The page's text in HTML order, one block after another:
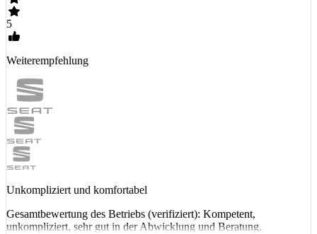
5
Weiterempfehlung
Unkompliziert und komfortabel
Gesamtbewertung des Betriebs (verifiziert): Kompetent,
unkompliziert, sehr gut in der Abwicklung und Beratung.